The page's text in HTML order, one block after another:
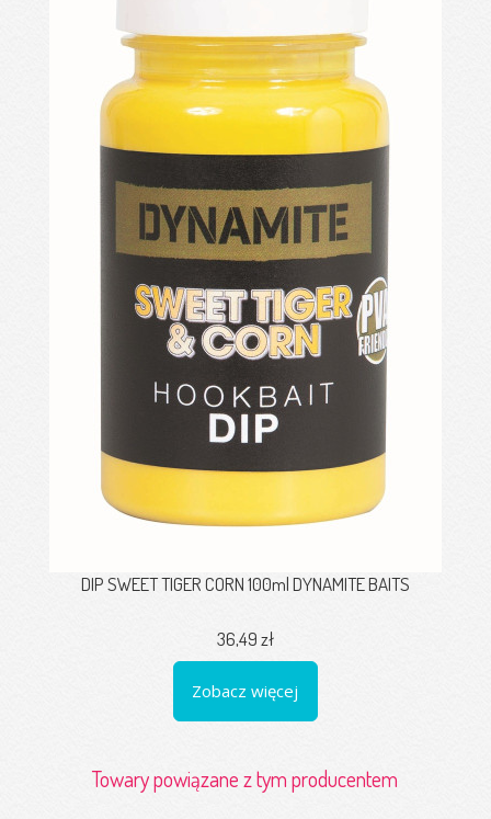
DIP SWEET TIGER CORN 100ml DYNAMITE BAITS
36,49 zł
Zobacz więcej
Towary powiązane z tym producentem